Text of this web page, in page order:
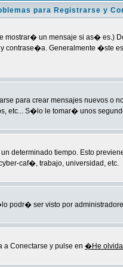
para Registrarse y
un mensaje si as�
Generalmente �ste
para crear mensajes nuevos
etc... S�lo le tomar� unos
determinado tiempo. Esto
caf�, trabajo, universidad, etc.
podr� ser visto por
Conectarse y pulse en �He